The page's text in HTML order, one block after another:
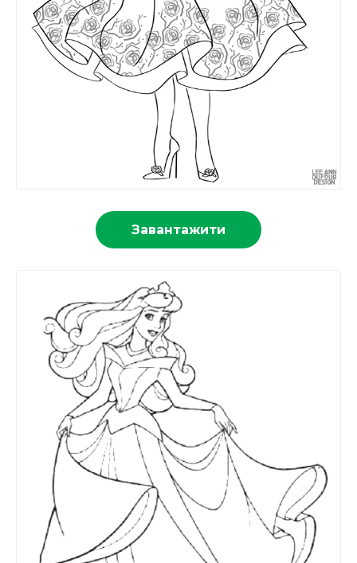
Завантажити